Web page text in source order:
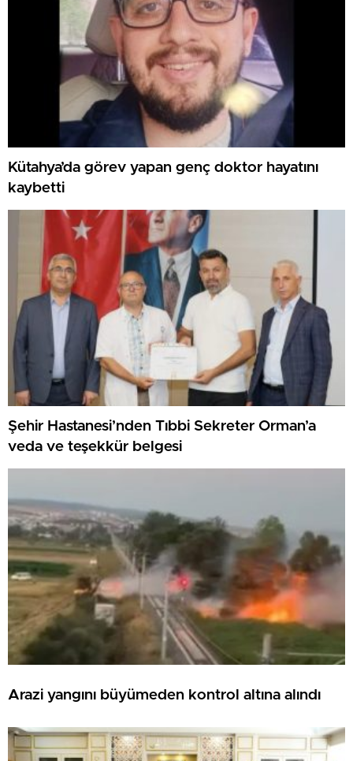
Kütahya’da görev yapan genç doktor hayatını
kaybetti
Şehir Hastanesi’nden Tıbbi Sekreter Orman’a
veda ve teşekkür belgesi
Arazi yangını büyümeden kontrol altına alındı